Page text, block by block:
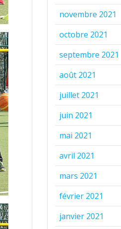
novembre 2021
octobre 2021
septembre 2021
août 2021
juillet 2021
juin 2021
mai 2021
avril 2021
mars 2021
février 2021
janvier 2021